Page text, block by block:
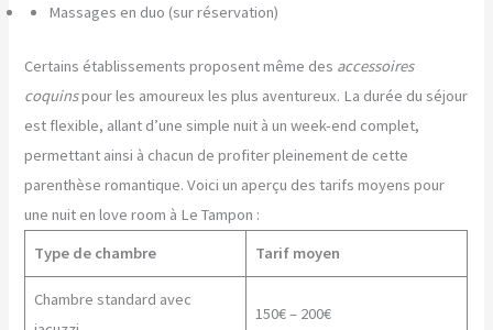
Massages en duo (sur réservation)
Certains établissements proposent même des accessoires
coquinspour les amoureux les plus aventureux. La durée du séjour
est flexible, allant d’une simple nuit à un week-end complet,
permettant ainsi à chacun de profiter pleinement de cette
parenthèse romantique. Voici un aperçu des tarifs moyens pour
une nuit en love room à Le Tampon :
Type de chambre
Tarif moyen
Chambre standard avec
150€ – 200€